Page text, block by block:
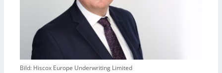
Bild: Hiscox Europe Underwriting Limited